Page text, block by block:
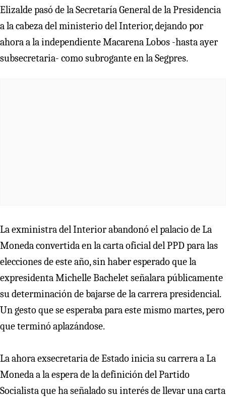
Elizalde pasó de la Secretaría General de la Presidencia
a la cabeza del ministerio del Interior, dejando por
ahora a la independiente Macarena Lobos -hasta ayer
subsecretaria- como subrogante en la Segpres.
La exministra del Interior abandonó el palacio de La
Moneda convertida en la carta oficial del PPD para las
elecciones de este año, sin haber esperado que la
expresidenta Michelle Bachelet señalara públicamente
su determinación de bajarse de la carrera presidencial.
Un gesto que se esperaba para este mismo martes, pero
que terminó aplazándose.
La ahora exsecretaria de Estado inicia su carrera a La
Moneda a la espera de la definición del Partido
Socialista que ha señalado su interés de llevar una carta